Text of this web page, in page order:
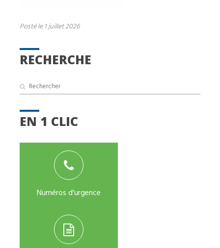
RECHERCHE
EN 1 CLIC
Numéros d'urgence
Posté le 1 juillet 2026